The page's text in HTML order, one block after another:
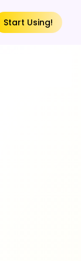
Start Using!